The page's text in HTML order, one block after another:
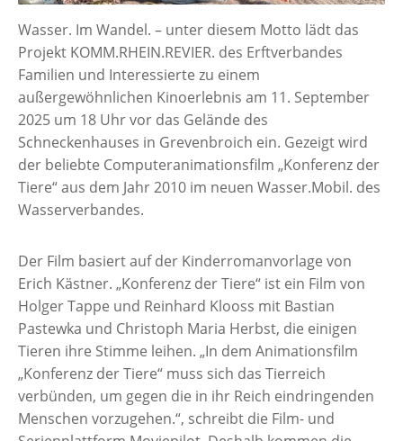
Wasser. Im Wandel. – unter diesem Motto lädt das
Projekt KOMM.RHEIN.REVIER. des Erftverbandes
Familien und Interessierte zu einem
außergewöhnlichen Kinoerlebnis am 11. September
2025 um 18 Uhr vor das Gelände des
Schneckenhauses in Grevenbroich ein. Gezeigt wird
der beliebte Computeranimationsfilm „Konferenz der
Tiere“ aus dem Jahr 2010 im neuen Wasser.Mobil. des
Wasserverbandes.
Der Film basiert auf der Kinderromanvorlage von
Erich Kästner. „Konferenz der Tiere“ ist ein Film von
Holger Tappe und Reinhard Klooss mit Bastian
Pastewka und Christoph Maria Herbst, die einigen
Tieren ihre Stimme leihen. „In dem Animationsfilm
„Konferenz der Tiere“ muss sich das Tierreich
verbünden, um gegen die in ihr Reich eindringenden
Menschen vorzugehen.“, schreibt die Film- und